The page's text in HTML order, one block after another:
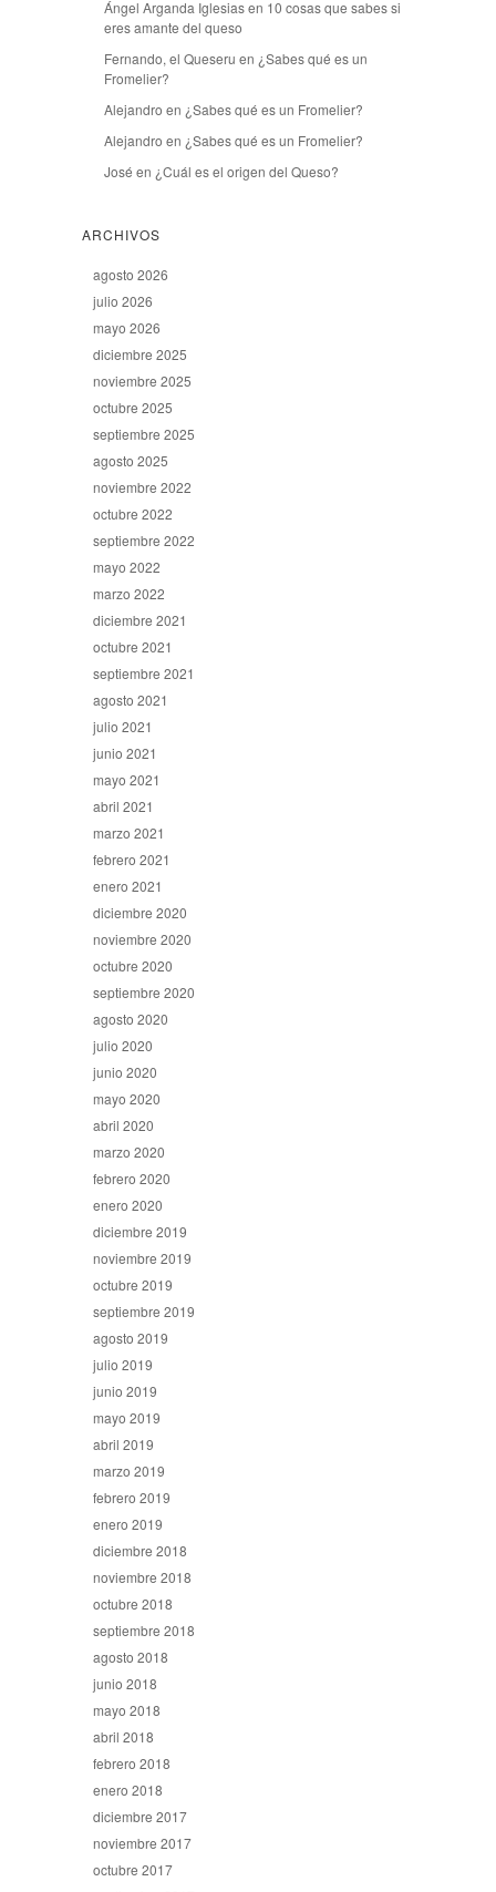
Ángel Arganda Iglesiasen 10 cosas que sabes si
eres amante del queso
Fernando, el Queseru en ¿Sabes qué es un
Fromelier?
Alejandro en ¿Sabes qué es un Fromelier?
Alejandro en ¿Sabes qué es un Fromelier?
José en ¿Cuál es el origen del Queso?
ARCHIVOS
agosto 2026
julio 2026
mayo 2026
diciembre 2025
noviembre 2025
octubre 2025
septiembre 2025
agosto 2025
noviembre 2022
octubre 2022
septiembre 2022
mayo 2022
marzo 2022
diciembre 2021
octubre 2021
septiembre 2021
agosto 2021
julio 2021
junio 2021
mayo 2021
abril 2021
marzo 2021
febrero 2021
enero 2021
diciembre 2020
noviembre 2020
octubre 2020
septiembre 2020
agosto 2020
julio 2020
junio 2020
mayo 2020
abril 2020
marzo 2020
febrero 2020
enero 2020
diciembre 2019
noviembre 2019
octubre 2019
septiembre 2019
agosto 2019
julio 2019
junio 2019
mayo 2019
abril 2019
marzo 2019
febrero 2019
enero 2019
diciembre 2018
noviembre 2018
octubre 2018
septiembre 2018
agosto 2018
junio 2018
mayo 2018
abril 2018
febrero 2018
enero 2018
diciembre 2017
noviembre 2017
octubre 2017